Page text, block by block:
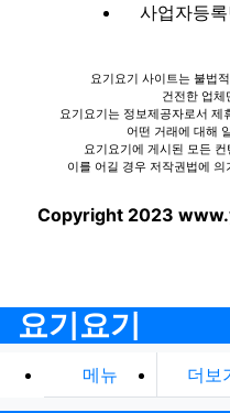
사업자등
요기요기 사이트는 불법
건전한 업체
요기요기는 정보제공자로서
어떤 거래에 대해
요기요기에 게시된 모든
이를 어길 경우 저작권법에
Copyright 2023
요기요기
메뉴 더보